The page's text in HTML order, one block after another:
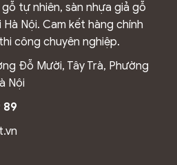
tự nhiên, sàn nhựa giả gỗ
Nội. Cam kết hàng chính
công chuyên nghiệp.
Đỗ Mười, Tây Trà, Phường
Nội
89